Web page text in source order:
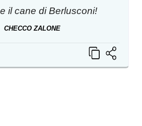
il cane di Berlusconi!
CHECCO ZALONE